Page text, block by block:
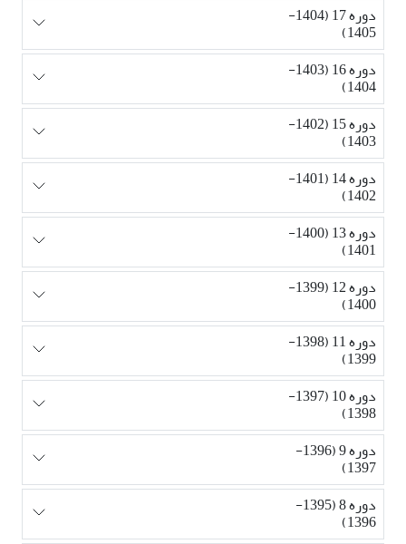
دوره 17 (1404-
1405)
دوره 16 (1403-
1404)
دوره 15 (1402-
1403)
دوره 14 (1401-
1402)
دوره 13 (1400-
1401)
دوره 12 (1399-
1400)
دوره 11 (1398-
1399)
دوره 10 (1397-
1398)
دوره 9 (1396-
1397)
دوره 8 (1395-
1396)